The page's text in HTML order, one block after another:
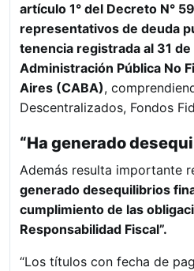
artículo 1° del Decreto N°
representativos de deuda
tenencia registrada al 31
Administración Pública No
Aires (CABA),
Descentralizados, Fondos
“Ha generado
Además resulta importante
generado desequilibrios
cumplimiento de las
Responsabilidad Fiscal”.
“Los títulos con fecha de